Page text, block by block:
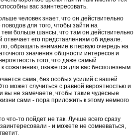
вас заинтересовать.
человек знает, что он действительно
для того, чтобы зайти на
больше шансы, что там он действительно
отвечает его представлениям об идеале.
обращать внимание в первую очередь на
значения общности интересов и
того, что даже самый
сожалению, окажется для вас бесполезным.
сама, без особых усилий с вашей
может случиться с равной вероятностью и
вы не замечаете, чтобы такие чудесные
сами - пора приложить к этому немного
что-то пойдет не так. Лучше всего сразу
- и можете не сомневаться,